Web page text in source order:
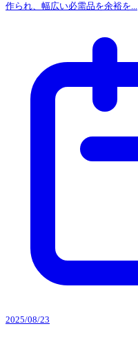
作られ、幅広い必需品を余裕を...
2025/08/23